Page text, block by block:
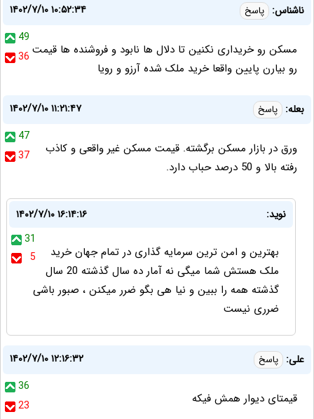
ناشناس: پاسخ
۱۴۰۲/۷/۱۰ ۱۰:۵۲:۳۴
49
36 مسکن رو خریداری نکنین تا دلال ها نابود و فروشنده ها قیمت
رو بیارن پایین واقعا خرید ملک شده آرزو و رویا
بعله: پاسخ
۱۴۰۲/۷/۱۰ ۱۱:۲۱:۴۷
47
37
ورق در بازار مسکن برگشته. قیمت مسکن غیر واقعی و کاذب
رفته بالا و 50 درصد حباب دارد.
نوید:
۱۴۰۲/۷/۱۰ ۱۶:۱۴:۱۶
31
5
بهترین و امن ترین سرمایه گذاری در تمام جهان خرید
ملک هستش شما میگی نه آمار ده سال گذشته 20 سال
گذشته همه را ببین و نیا هی بگو ضرر میکنن ، صبور باشی
ضرری نیست
علی: پاسخ
۱۴۰۲/۷/۱۰ ۱۲:۱۶:۳۲
36
23
قیمتای دیوار همش فیکه